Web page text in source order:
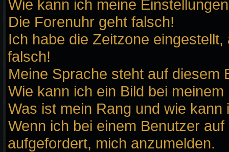
Wie kann ich meine
Die Forenuhr geht falsch!
Ich habe die Zeitzone
falsch!
Meine Sprache steht auf diesem
Wie kann ich ein Bild bei
Was ist mein Rang und wie kann
Wenn ich bei einem Benutzer
aufgefordert, mich anzumelden.